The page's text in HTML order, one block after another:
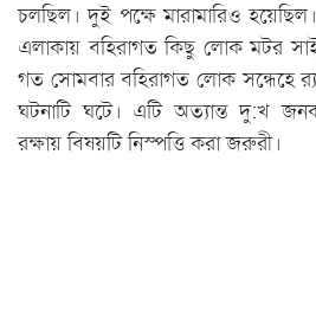
চলছিল। দুই পক্ষে মারামারিও
এলাকায় বহিরাগত কিছু লোক মটর
গত সোমবার বহিরাগত লোক সন্ধেহে
ঘটনাটি ঘটে। এটি অত্যান্ত দু:খ
রক্ষায় বিষয়টি নিস্পত্তি করা জরুরী।